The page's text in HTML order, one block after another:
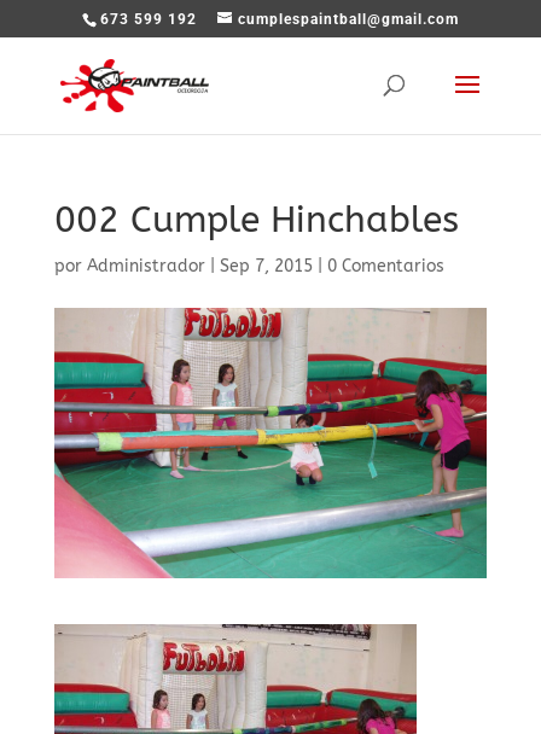
673 599 192 cumplespaintball@gmail.com
002 Cumple Hinchables
por Administrador| Sep 7, 2015| 0 Comentarios